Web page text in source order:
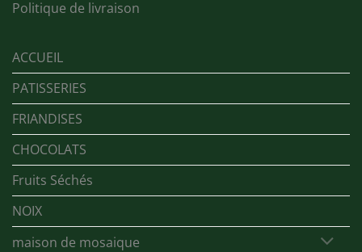
Politique de livraison
ACCUEIL
PATISSERIES
FRIANDISES
CHOCOLATS
Fruits Séchés
NOIX
maison de mosaique